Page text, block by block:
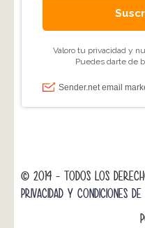
© 2014 - TODOS LOS
PRIVACIDAD Y CONDICIONES